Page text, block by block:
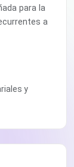
para la
a
y